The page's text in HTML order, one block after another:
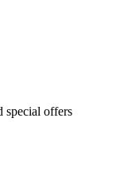
special offers